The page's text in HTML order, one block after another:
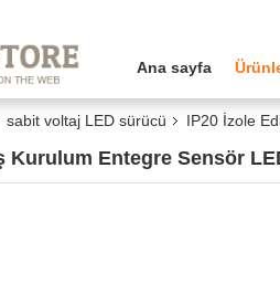
Ana sayfa
sabit voltaj LED sürücü IP20 İzole
Kurulum Entegre Sensör